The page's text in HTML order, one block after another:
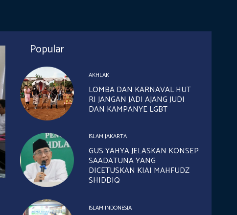
Popular
AKHLAK
LOMBA DAN KARNAVAL HUT
RI JANGAN JADI AJANG JUDI
DAN KAMPANYE LGBT
ISLAM JAKARTA
GUS YAHYA JELASKAN KONSEP
SAADATUNA YANG
DICETUSKAN KIAI MAHFUDZ
SHIDDIQ
ISLAM INDONESIA